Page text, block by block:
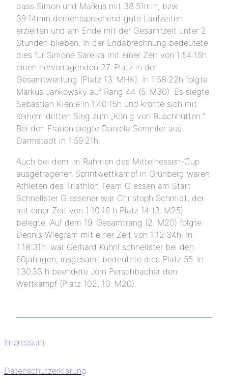
dass Simon und Markus mit 38:51min, bzw.
39:14min dementsprechend gute Laufzeiten
erzielten und am Ende mit der Gesamtzeit unter 2
Stunden blieben. In der Endabrechnung bedeutete
dies für Simone Sareika mit einer Zeit von 1:54:15h
einen hervorragenden 27. Platz in der
Gesamtwertung (Platz 13. MHK). In 1:58:22h folgte
Markus Jankowsky auf Rang 44 (5. M30). Es siegte
Sebastian Kienle in 1.40:15h und krönte sich mit
seinem dritten Sieg zum „König von Buschhütten.“
Bei den Frauen siegte Daniela Semmler aus
Darmstadt in 1:59:21h.
Auch bei dem im Rahmen des Mittelhessen-Cup
ausgetragenen Sprintwettkampf in Grünberg waren
Athleten des Triathlon Team Giessen am Start:
Schnellster Giessener war Christoph Schmidt, der
mit einer Zeit von 1:10:16 h Platz 14 (3. M25)
belegte. Auf dem 19. Gesamtrang (2. M20) folgte
Dennis Wiegram mit einer Zeit von 1:12:34h. In
1:18:31h. war Gerhard Kühnl schnellster bei den
60jährigen, insgesamt bedeutete dies Platz 55. In
1.30.33 h beendete Jörn Perschbacher den
Wettkampf (Platz 102, 10. M20).
Impressum
Datenschutzerklärung